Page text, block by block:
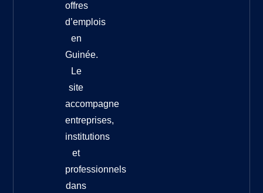
offres
d’emplois
en
Guinée.
Le
site
accompagne
entreprises,
institutions
et
professionnels
dans